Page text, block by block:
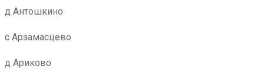
д Антошкино
с Арзамасцево
д Ариково